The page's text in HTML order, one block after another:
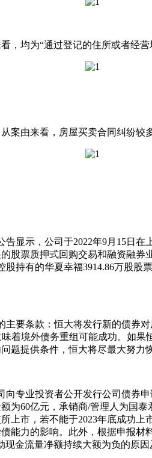
，均为“通过登记的住所或者经营
由来看，房屋买卖合同纠纷较
示，公司于2022年9月15日在
票质押式回购交易和融资融
持有的华夏幸福3914.86万股
条款：恒大将发行新的债券对
着境外债务重组可能成功。如
提供条件，恒大将尽最大努力
业投资者公开发行公司债券
为60亿元，承销商/管理人为国
上市，若不能于2023年底成功
能力的影响。此外，根据申报
金流量净额持续大额为负的原